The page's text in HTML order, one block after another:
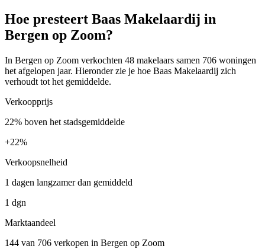
Hoe presteert Baas Makelaardij in
Bergen op Zoom?
In Bergen op Zoom verkochten 48 makelaars samen 706 woningen
het afgelopen jaar. Hieronder zie je hoe Baas Makelaardij zich
verhoudt tot het gemiddelde.
Verkoopprijs
22% boven het stadsgemiddelde
+22%
Verkoopsnelheid
1 dagen langzamer dan gemiddeld
1 dgn
Marktaandeel
144 van 706 verkopen in Bergen op Zoom